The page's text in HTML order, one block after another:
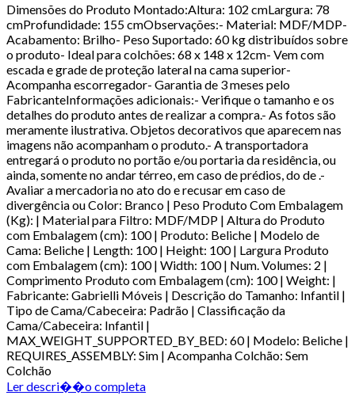
Dimensões do Produto Montado:Altura: 102 cmLargura: 78
cmProfundidade: 155 cmObservações:- Material: MDF/MDP-
Acabamento: Brilho- Peso Suportado: 60 kg distribuídos sobre
o produto- Ideal para colchões: 68 x 148 x 12cm- Vem com
escada e grade de proteção lateral na cama superior-
Acompanha escorregador- Garantia de 3 meses pelo
FabricanteInformações adicionais:- Verifique o tamanho e os
detalhes do produto antes de realizar a compra.- As fotos são
meramente ilustrativa. Objetos decorativos que aparecem nas
imagens não acompanham o produto.- A transportadora
entregará o produto no portão e/ou portaria da residência, ou
ainda, somente no andar térreo, em caso de prédios, do de .-
Avaliar a mercadoria no ato do e recusar em caso de
divergência ou Color: Branco | Peso Produto Com Embalagem
(Kg): | Material para Filtro: MDF/MDP | Altura do Produto
com Embalagem (cm): 100 | Produto: Beliche | Modelo de
Cama: Beliche | Length: 100 | Height: 100 | Largura Produto
com Embalagem (cm): 100 | Width: 100 | Num. Volumes: 2 |
Comprimento Produto com Embalagem (cm): 100 | Weight: |
Fabricante: Gabrielli Móveis | Descrição do Tamanho: Infantil |
Tipo de Cama/Cabeceira: Padrão | Classificação da
Cama/Cabeceira: Infantil |
MAX_WEIGHT_SUPPORTED_BY_BED: 60 | Modelo: Beliche |
REQUIRES_ASSEMBLY: Sim | Acompanha Colchão: Sem
Colchão
Ler descri��o completa